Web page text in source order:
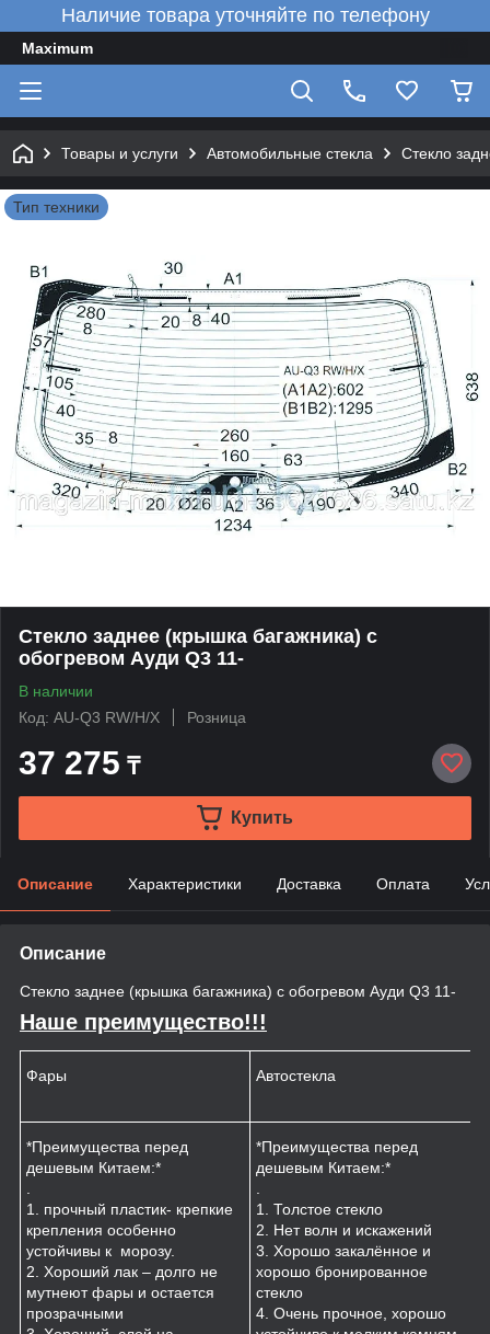
Наличие товара уточняйте по телефону
Maximum
Товары и услуги Автомобильные стекла Стекло
Тип техники
Стекло заднее (крышка багажника) с
обогревом Ауди Q3 11-
В наличии
Код: AU-Q3 RW/H/X
Розница
37 275 ₸
Купить
Описание Характеристики Доставка Оплата
Описание
Стекло заднее (крышка багажника) с обогревом Ауди Q3 11-
Наше преимущество!!!
Фары Автостекла
*Преимущества перед
дешевым Китаем:*
.
1. прочный пластик- крепкие
крепления особенно
устойчивы к морозу.
2. Хороший лак – долго не
мутнеют фары и остается
прозрачными
*Преимущества перед
дешевым Китаем:*
.
1. Толстое стекло
2. Нет волн и искажений
3. Хорошо закалённое и
хорошо бронированное
стекло
4. Очень прочное, хорошо